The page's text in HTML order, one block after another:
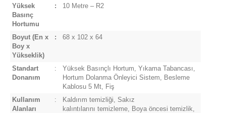
Yüksek
Basınç
Hortumu
: 10 Metre – R2
Boyut (En x
Boy x
Yükseklik)
: 68 x 102 x 64
Standart
Donanım
:
Yüksek Basınçlı Hortum, Yıkama Tabancası,
Hortum Dolanma Önleyici Sistem, Besleme
Kablosu 5 Mt, Fiş
Kullanım
Alanları
:
Kaldırım temizliği, Sakız
kalıntılarını temizleme, Boya öncesi temizlik,